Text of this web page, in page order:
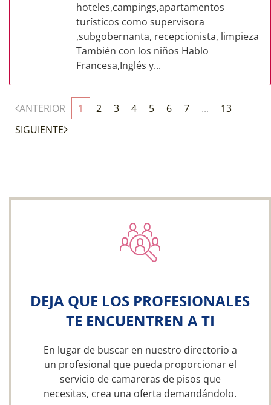
hoteles,campings,apartamentos
turísticos como supervisora
,subgobernanta, recepcionista, limpieza
También con los niños Hablo
Francesa,Inglés y...
ANTERIOR 1 2 3 4 5 6 7 ...
13
SIGUIENTE
DEJA QUE LOS PROFESIONALES
TE ENCUENTREN A TI
En lugar de buscar en nuestro directorio a
un profesional que pueda proporcionar el
servicio de camareras de pisos que
necesitas, crea una oferta demandándolo.